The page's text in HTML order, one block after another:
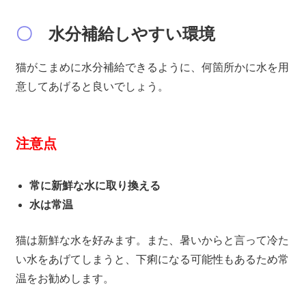
〇水分補給しやすい環境
猫がこまめに水分補給できるように、何箇所かに水を用
意してあげると良いでしょう。
注意点
常に新鮮な水に取り換える
水は常温
猫は新鮮な水を好みます。また、暑いからと言って冷た
い水をあげてしまうと、下痢になる可能性もあるため常
温をお勧めします。